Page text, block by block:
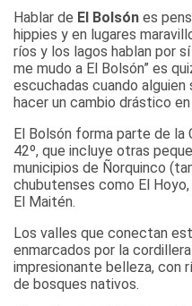
Hablar de El Bolsón es
hippies y en lugares
ríos y los lagos hablan por
me mudo a El Bolsón” es
escuchadas cuando alguien
hacer un cambio drástico
El Bolsón forma parte de la
42º, que incluye otras
municipios de Ñorquinco
chubutenses como El Hoyo,
El Maitén.
Los valles que conectan
enmarcados por la
impresionante belleza, con
de bosques nativos.